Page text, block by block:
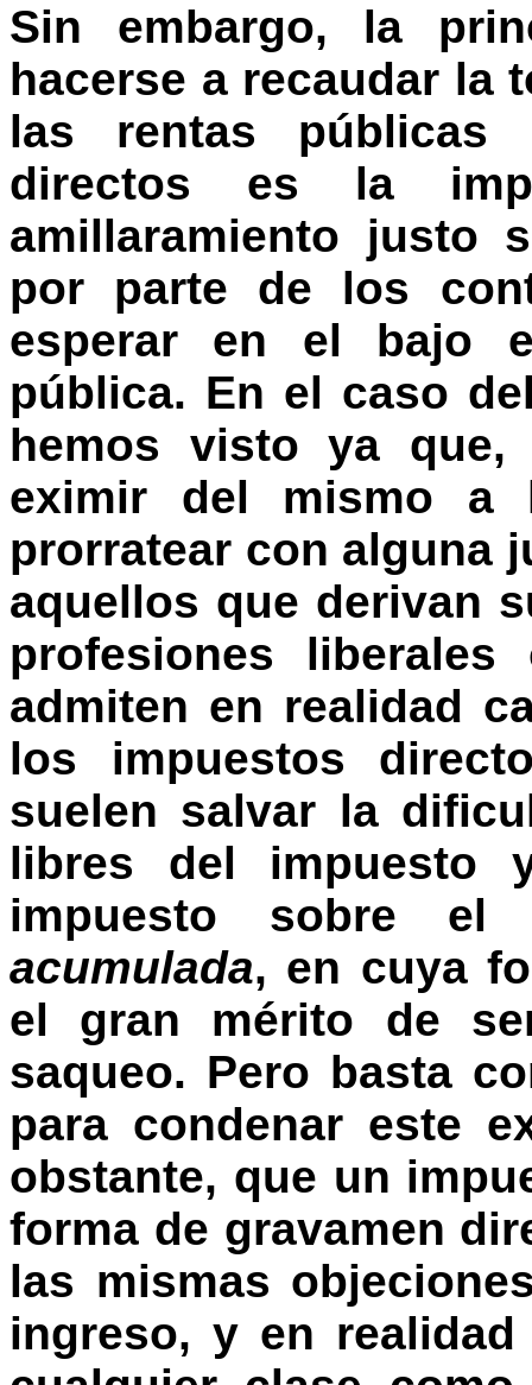
Sin embargo, la
hacerse a recaudar la
las rentas públicas
directos es la
amillaramiento justo
por parte de los
esperar en el bajo
pública. En el caso
hemos visto ya
eximir del mismo a
prorratear con alguna
aquellos que derivan
profesiones
admiten en realidad
los impuestos
suelen salvar la
libres del impuesto
impuesto sobre
acumulada, en cuya
el gran mérito de
saqueo. Pero basta
para condenar este
obstante, que un
forma de gravamen
las mismas
ingreso, y en